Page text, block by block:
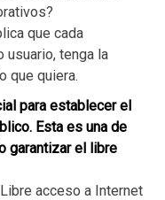
que cada
usuario, tenga la
que quiera.
para establecer el
Esta es una de
garantizar el libre
acceso a Internet